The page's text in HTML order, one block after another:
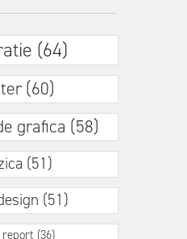
(64)
(60)
grafica (58)
(51)
(51)
(36)